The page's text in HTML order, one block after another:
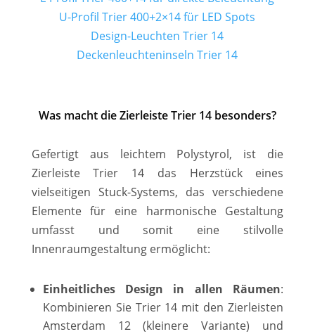
U-Profil Trier 400+2×14 für LED Spots
Design-Leuchten Trier 14
Deckenleuchteninseln Trier 14
Was macht die Zierleiste Trier 14 besonders?
Gefertigt aus leichtem Polystyrol, ist die
Zierleiste Trier 14 das Herzstück eines
vielseitigen Stuck-Systems, das verschiedene
Elemente für eine harmonische Gestaltung
umfasst und somit eine stilvolle
Innenraumgestaltung ermöglicht:
Einheitliches Design in allen Räumen:
Kombinieren Sie Trier 14 mit den Zierleisten
Amsterdam 12 (kleinere Variante) und